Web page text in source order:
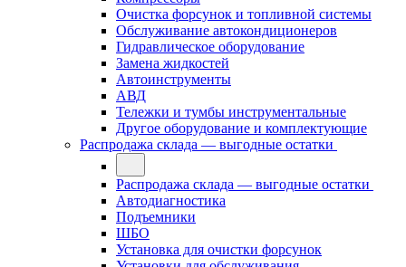
Очистка форсунок и топливной системы
Обслуживание автокондиционеров
Гидравлическое оборудование
Замена жидкостей
Автоинструменты
АВД
Тележки и тумбы инструментальные
Другое оборудование и комплектующие
Распродажа склада — выгодные остатки
Распродажа склада — выгодные остатки
Автодиагностика
Подъемники
ШБО
Установка для очистки форсунок